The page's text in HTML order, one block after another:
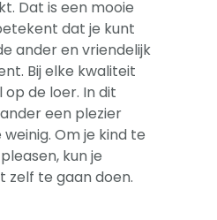
Dat is een mooie
dat je kunt
ander en vriendelijk
Bij elke kwaliteit
op de loer. In dit
een plezier
Om je kind te
kun je
zelf te gaan doen.